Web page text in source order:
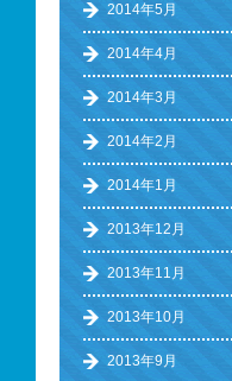
2014年5月
2014年4月
2014年3月
2014年2月
2014年1月
2013年12月
2013年11月
2013年10月
2013年9月